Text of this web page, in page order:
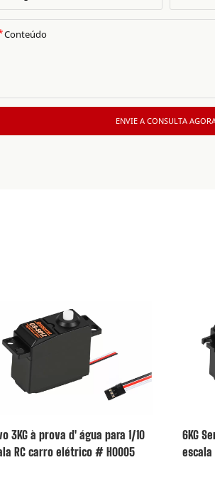
ENVIE A CONSULTA
3KG à prova d' água para 1/10
RC carro elétrico # H0005
6KG